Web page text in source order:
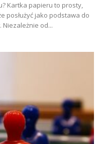
Kartka papieru to prosty,
posłużyć jako podstawa do
od...